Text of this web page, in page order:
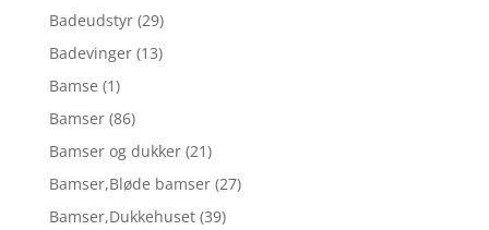
Badeudstyr (29)
Badevinger (13)
Bamse (1)
Bamser (86)
Bamser og dukker (21)
Bamser,Bløde bamser (27)
Bamser,Dukkehuset (39)